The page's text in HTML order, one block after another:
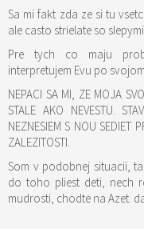
Sa mi fakt zda ze si tu
ale casto strielate so
Pre tych co maju
interpretujem Evu po
NEPACI SA MI, ZE MOJA
STALE AKO NEVESTU.
NEZNESIEM S NOU SEDIET
ZALEZITOSTI.
Som v podobnej situacii,
do toho pliest deti, nech
mudrosti, chodte na Azet.